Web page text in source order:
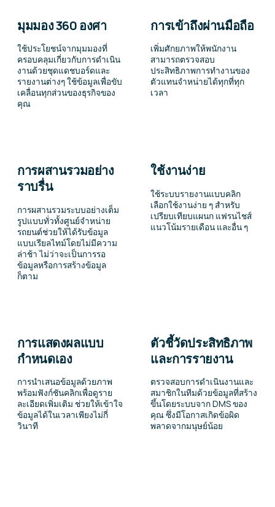
มุมมอง 360 องศา
ใช้ประโยชน์จากมุมมองที่
ครอบคลุมเกี่ยวกับการดำเนิน
งานด้วยชุดแดชบอร์ดและ
รายงานต่างๆ ใช้ข้อมูลเพื่อขับ
เคลื่อนทุกส่วนของธุรกิจของ
คุณ
การเข้าถึงผ่านมือถือ
เพิ่มศักยภาพให้พนักงาน
สามารถตรวจสอบ
ประสิทธิภาพการทำงานของ
ตัวแทนจำหน่ายได้ทุกที่ทุก
เวลา
การผสานรวมอย่าง
ราบรื่น
การผสานรวมระบบอย่างเต็ม
รูปแบบทั่วทั้งศูนย์จำหน่าย
รถยนต์ช่วยให้ได้รับข้อมูล
แบบเรียลไทม์โดยไม่มีความ
ล่าช้า ไม่ว่าจะเป็นการรอ
ข้อมูลหรือการสร้างข้อมูล
ก็ตาม
ใช้งานง่าย
ใช้ระบบรายงานแบบคลิก
เลือกใช้งานง่าย ๆ สำหรับ
เปรียบเทียบแผนก แฟรนไชส์ ​​
แนวโน้มรายเดือน และอื่น ๆ
การแสดงผลแบบ
กำหนดเอง
การนำเสนอข้อมูลด้วยภาพ
พร้อมฟังก์ชันคลิกเพื่อดูราย
ละเอียดเพิ่มเติม ช่วยให้เข้าใจ
ข้อมูลได้ในเวลาเพียงไม่กี่
วินาที
ตัวชี้วัดประสิทธิภาพ
และการรายงาน
ตรวจสอบการดำเนินงานและ
สมาชิกในทีมด้วยข้อมูลที่สร้าง
ขึ้นโดยระบบจาก DMS ของ
คุณ ซึ่งมีโอกาสเกิดข้อผิด
พลาดจากมนุษย์น้อย